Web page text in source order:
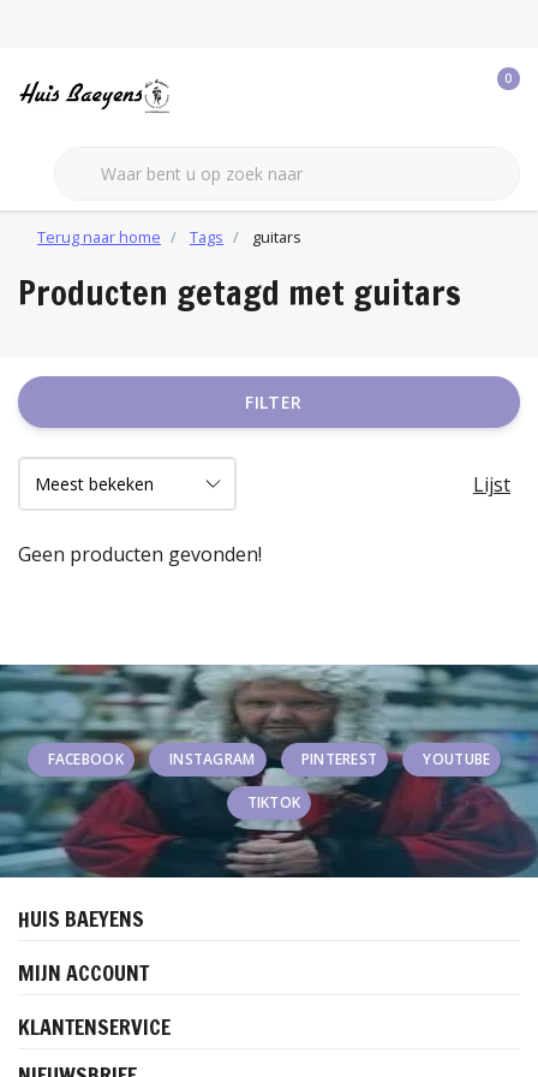
0
Terug naar home Tags guitars
Producten getagd met guitars
FILTER
Lijst
Geen producten gevonden!
FACEBOOK INSTAGRAM PINTEREST YOUTUBE
TIKTOK
HUIS BAEYENS
MIJN ACCOUNT
KLANTENSERVICE